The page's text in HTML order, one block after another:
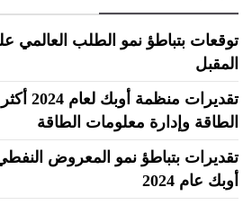
توقعات بتباطؤ نمو الطلب العالمي
المقبل
تقديرات
الطاقة وإدارة معلومات الطاقة
تقديرات بتباطؤ نمو المعروض
أوبك عام 2024